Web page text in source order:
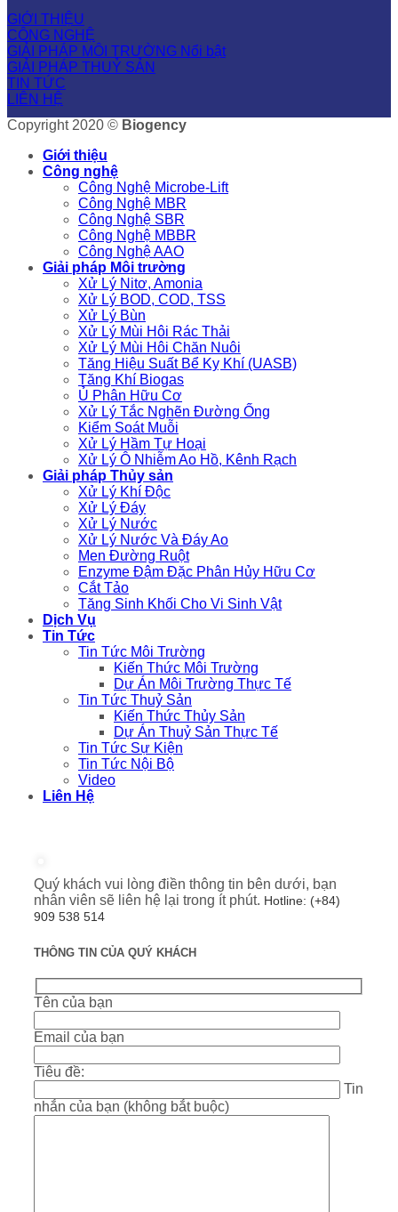
GIỚI THIỆU
CÔNG NGHỆ
GIẢI PHÁP MÔI TRƯỜNG
GIẢI PHÁP THUỶ SẢN
TIN TỨC
LIÊN HỆ
Copyright 2020 © Biogency
Giới thiệu
Công nghệ
Công Nghệ Microbe-Lift
Công Nghệ MBR
Công Nghệ SBR
Công Nghệ MBBR
Công Nghệ AAO
Giải pháp Môi trường
Xử Lý Nitơ, Amonia
Xử Lý BOD, COD, TSS
Xử Lý Bùn
Xử Lý Mùi Hôi Rác Thải
Xử Lý Mùi Hôi Chăn Nuôi
Tăng Hiệu Suất Bể Kỵ Khí (UASB)
Tăng Khí Biogas
Ủ Phân Hữu Cơ
Xử Lý Tắc Nghẽn Đường Ống
Kiểm Soát Muỗi
Xử Lý Hầm Tự Hoại
Xử Lý Ô Nhiễm Ao Hồ, Kênh Rạch
Giải pháp Thủy sản
Xử Lý Khí Độc
Xử Lý Đáy
Xử Lý Nước
Xử Lý Nước Và Đáy Ao
Men Đường Ruột
Enzyme Đậm Đặc Phân Hủy Hữu Cơ
Cắt Tảo
Tăng Sinh Khối Cho Vi Sinh Vật
Dịch Vụ
Tin Tức
Tin Tức Môi Trường
Kiến Thức Môi Trường
Dự Án Môi Trường Thực Tế
Tin Tức Thuỷ Sản
Kiến Thức Thủy Sản
Dự Án Thuỷ Sản Thực Tế
Tin Tức Sự Kiện
Tin Tức Nội Bộ
Video
Liên Hệ
Quý khách vui lòng điền thông tin bên dưới, bạn
nhân viên sẽ liên hệ lại trong ít phút. Hotline: (+84)
909 538 514
THÔNG TIN CỦA QUÝ KHÁCH
Tên của bạn
Email của bạn
Tiêu đề:
Tin
nhắn của bạn (không bắt buộc)